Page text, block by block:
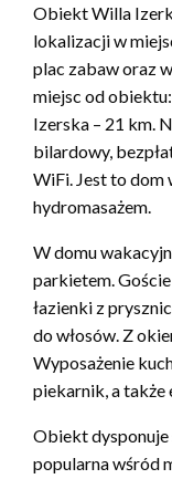
Obiekt Willa
lokalizacji w
plac zabaw oraz
miejsc od
Izerska – 21 km.
bilardowy,
WiFi. Jest to dom
hydromasażem.
W domu
parkietem.
łazienki z
do włosów. Z
Wyposażenie
piekarnik, a także
Obiekt
popularna wśród